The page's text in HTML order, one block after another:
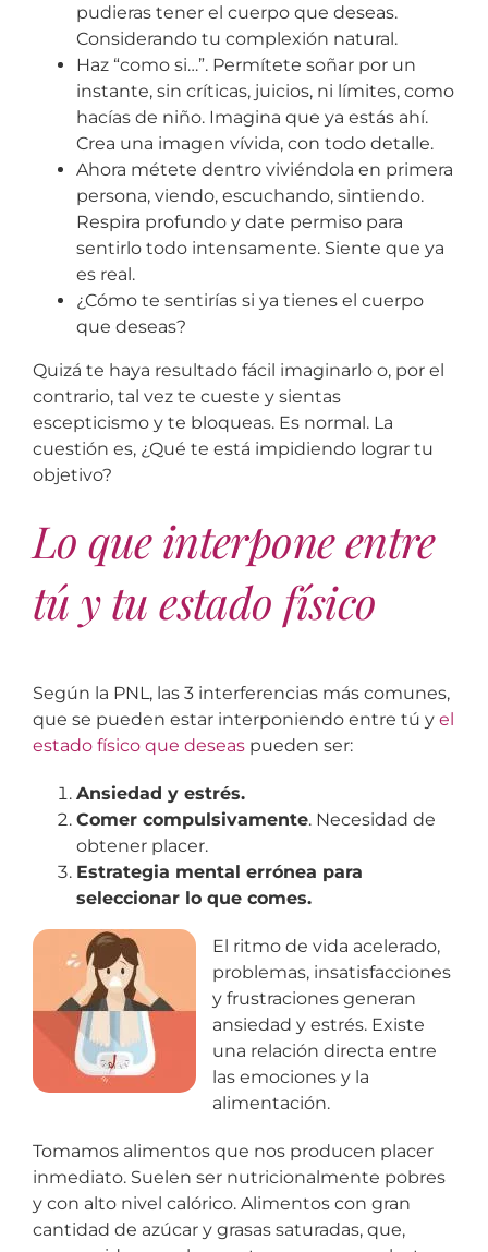
pudieras tener el cuerpo que deseas.
Considerando tu complexión natural.
Haz “como si…”. Permítete soñar por un
instante, sin críticas, juicios, ni límites, como
hacías de niño. Imagina que ya estás ahí.
Crea una imagen vívida, con todo detalle.
Ahora métete dentro viviéndola en primera
persona, viendo, escuchando, sintiendo.
Respira profundo y date permiso para
sentirlo todo intensamente. Siente que ya
es real.
¿Cómo te sentirías si ya tienes el cuerpo
que deseas?
Quizá te haya resultado fácil imaginarlo o, por el
contrario, tal vez te cueste y sientas
escepticismo y te bloqueas. Es normal. La
cuestión es, ¿Qué te está impidiendo lograr tu
objetivo?
Lo que interpone entre
tú y tu estado físico
Según la PNL, las 3 interferencias más comunes,
que se pueden estar interponiendo entre tú y el
estado físico que deseaspueden ser:
Ansiedad y estrés.
Comer compulsivamente. Necesidad de
obtener placer.
Estrategia mental errónea para
seleccionar lo que comes.
El ritmo de vida acelerado,
problemas, insatisfacciones
y frustraciones generan
ansiedad y estrés. Existe
una relación directa entre
las emociones y la
alimentación.
Tomamos alimentos que nos producen placer
inmediato. Suelen ser nutricionalmente pobres
y con alto nivel calórico. Alimentos con gran
cantidad de azúcar y grasas saturadas, que,